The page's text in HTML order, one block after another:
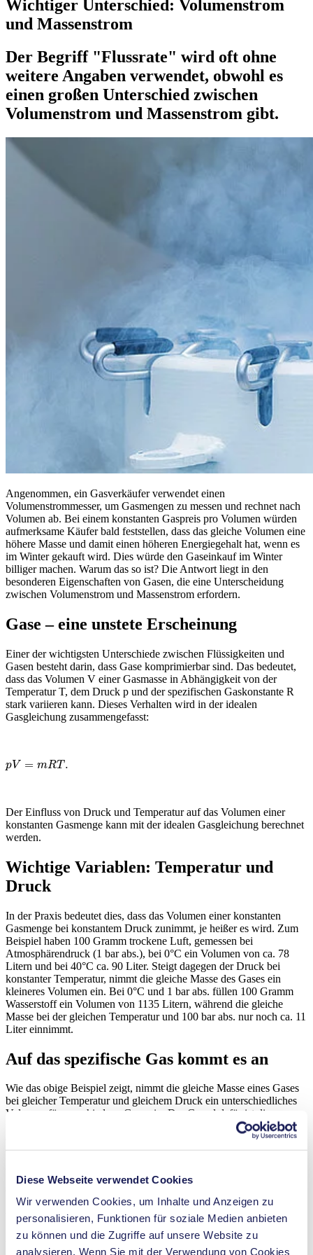
Diese Webseite verwendet Cookies
Wir verwenden Cookies, um Inhalte und Anzeigen zu
personalisieren, Funktionen für soziale Medien anbieten
zu können und die Zugriffe auf unsere Website zu
analysieren. Wenn Sie mit der Verwendung von Cookies
Wichtiger Unterschied: Volumenstrom
und Massenstrom
Der Begriff "Flussrate" wird oft ohne
weitere Angaben verwendet, obwohl es
einen großen Unterschied zwischen
Volumenstrom und Massenstrom gibt.
Angenommen, ein Gasverkäufer verwendet einen
Volumenstrommesser, um Gasmengen zu messen und rechnet nach
Volumen ab. Bei einem konstanten Gaspreis pro Volumen würden
aufmerksame Käufer bald feststellen, dass das gleiche Volumen eine
höhere Masse und damit einen höheren Energiegehalt hat, wenn es
im Winter gekauft wird. Dies würde den Gaseinkauf im Winter
billiger machen. Warum das so ist? Die Antwort liegt in den
besonderen Eigenschaften von Gasen, die eine Unterscheidung
zwischen Volumenstrom und Massenstrom erfordern.
Gase – eine unstete Erscheinung
Einer der wichtigsten Unterschiede zwischen Flüssigkeiten und
Gasen besteht darin, dass Gase komprimierbar sind. Das bedeutet,
dass das Volumen V einer Gasmasse in Abhängigkeit von der
Temperatur T, dem Druck p und der spezifischen Gaskonstante R
stark variieren kann. Dieses Verhalten wird in der idealen
Gasgleichung zusammengefasst:
pV = mRT .
pV=m RT.
Der Einfluss von Druck und Temperatur auf das Volumen einer
konstanten Gasmenge kann mit der idealen Gasgleichung berechnet
werden.
Wichtige Variablen: Temperatur und
Druck
In der Praxis bedeutet dies, dass das Volumen einer konstanten
Gasmenge bei konstantem Druck zunimmt, je heißer es wird. Zum
Beispiel haben 100 Gramm trockene Luft, gemessen bei
Atmosphärendruck (1 bar abs.), bei 0°C ein Volumen von ca. 78
Litern und bei 40°C ca. 90 Liter. Steigt dagegen der Druck bei
konstanter Temperatur, nimmt die gleiche Masse des Gases ein
kleineres Volumen ein. Bei 0°C und 1 bar abs. füllen 100 Gramm
Wasserstoff ein Volumen von 1135 Litern, während die gleiche
Masse bei der gleichen Temperatur und 100 bar abs. nur noch ca. 11
Liter einnimmt.
Auf das spezifische Gas kommt es an
Wie das obige Beispiel zeigt, nimmt die gleiche Masse eines Gases
bei gleicher Temperatur und gleichem Druck ein unterschiedliches
Volumen für verschiedene Gase ein. Der Grund dafür ist die
unterschiedliche spezifische Gaskonstante R, die von Gas zu Gas
erheblich variieren kann. Für trockene Luft ist die spezifische
GaskonstanteR = 287J/(kgK)
RLuft=287J/(kgK) und für Wasserstoff ist sie
Volumenstrom und Massenstrom: ein
theoretischer Unterschied …
Wenn man sich dieses besondere Verhalten von Gasen vor Augen